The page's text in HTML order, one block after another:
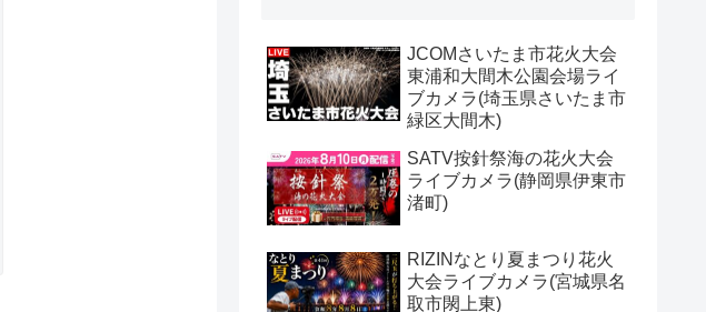
JCOMさいたま市花火大会
東浦和大間木公園会場ライ
ブカメラ(埼玉県さいたま市
緑区大間木)
SATV按針祭海の花火大会
ライブカメラ(静岡県伊東市
渚町)
RIZINなとり夏まつり花火
大会ライブカメラ(宮城県名
取市閖上東)